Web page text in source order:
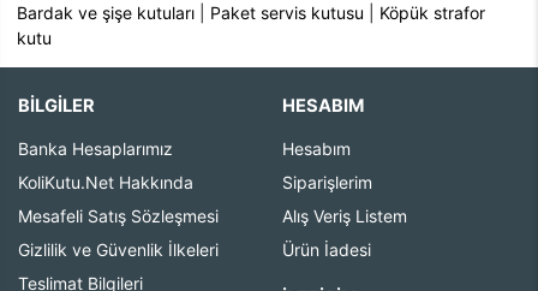
Bardak ve şişe kutuları
Paket servis kutusu
Köpük strafor
kutu
BİLGİLER
Banka Hesaplarımız
KoliKutu.Net Hakkında
Mesafeli Satış Sözleşmesi
Gizlilik ve Güvenlik İlkeleri
Teslimat Bilgileri
HESABIM
Hesabım
Siparişlerim
Alış Veriş Listem
Ürün İadesi